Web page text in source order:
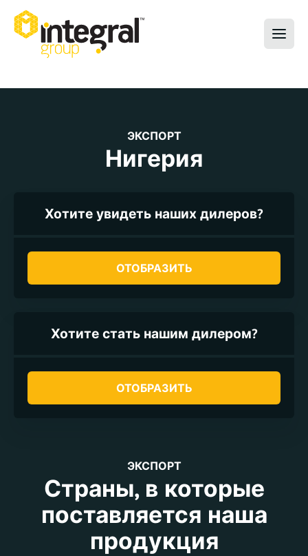
ЭКСПОРТ
Нигерия
Хотите увидеть наших дилеров?
ОТОБРАЗИТЬ
Хотите стать нашим дилером?
ОТОБРАЗИТЬ
ЭКСПОРТ
Страны, в которые
поставляется наша
продукция